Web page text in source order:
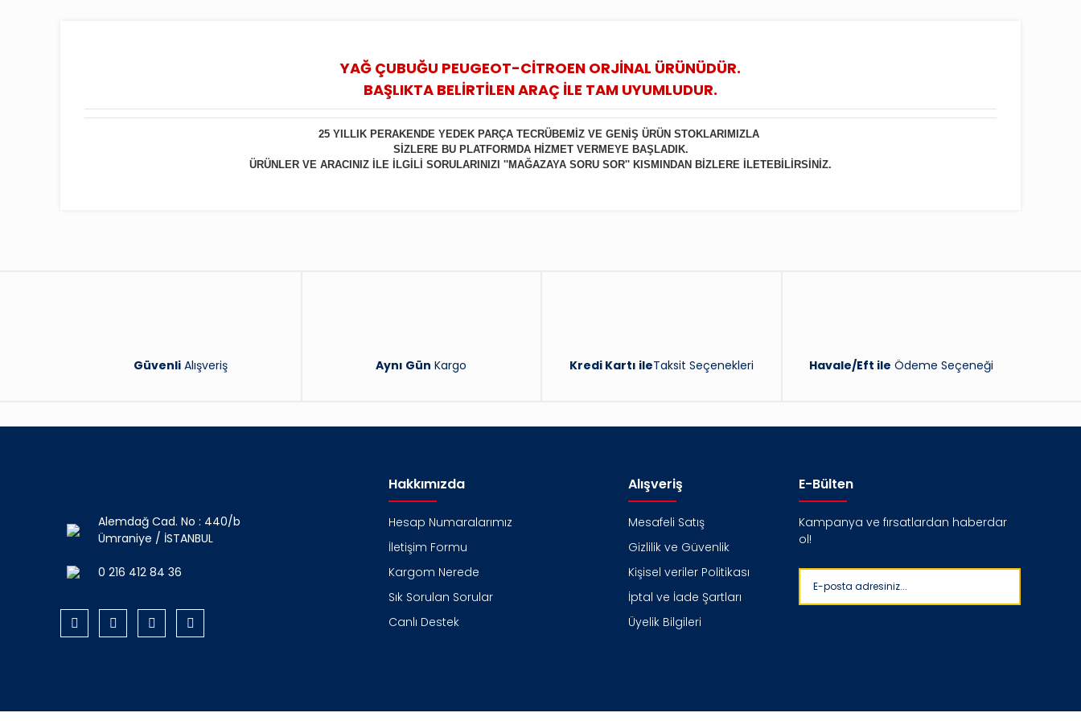
YAĞ ÇUBUĞU PEUGEOT-CİTROEN ORJİNAL ÜRÜNÜDÜR.
BAŞLIKTA BELİRTİLEN ARAÇ İLE TAM UYUMLUDUR.
25 YILLIK PERAKENDE YEDEK PARÇA TECRÜBEMİZ VE GENİŞ ÜRÜN STOKLARIMIZLA
SİZLERE BU PLATFORMDA HİZMET VERMEYE BAŞLADIK.
ÜRÜNLER VE ARACINIZ İLE İLGİLİ SORULARINIZI ''MAĞAZAYA SORU SOR'' KISMINDAN BİZLERE İLETEBİLİRSİNİZ.
GüvenliAlışveriş Aynı Gün Kargo Kredi Kartı ileTaksit Seçenekleri Havale/Eft ile Ödeme Seçeneği
Alemdağ Cad. No : 440/b
Ümraniye / İSTANBUL
0 216 412 84 36
Hakkımızda
Hesap Numaralarımız
İletişim Formu
Kargom Nerede
Sık Sorulan Sorular
Canlı Destek
Alışveriş
Mesafeli Satış
Gizlilik ve Güvenlik
Kişisel veriler Politikası
İptal ve İade Şartları
Üyelik Bilgileri
E-Bülten
Kampanya ve fırsatlardan haberdar
ol!